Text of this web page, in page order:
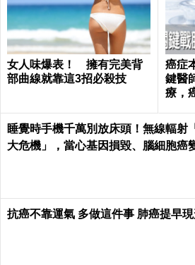
女人味爆表！ 擁有完美背
部曲線就靠這3招必殺技
癌症
鍵醫
療，
睡覺時手機千萬別放床頭！無線輻射
大危機」，當心基因損毀、腦細胞癌
抗癌不靠運氣 多做這件事 肺癌提早現